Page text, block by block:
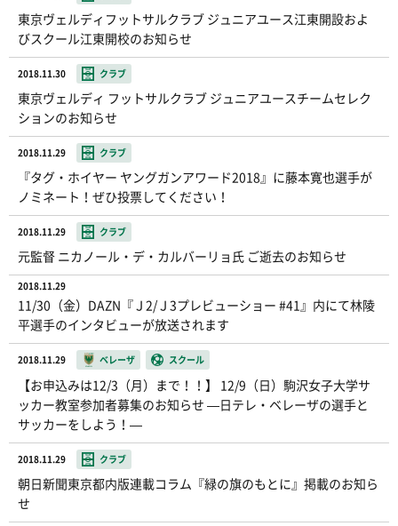
東京ヴェルディフットサルクラブ ジュニアユース江東開設およ
びスクール江東開校のお知らせ
2018.11.30 クラブ
東京ヴェルディ フットサルクラブ ジュニアユースチームセレク
ションのお知らせ
2018.11.29 クラブ
『タグ・ホイヤー ヤングガンアワード2018』に藤本寛也選手が
ノミネート！ぜひ投票してください！
2018.11.29 クラブ
元監督 ニカノール・デ・カルバーリョ氏 ご逝去のお知らせ
2018.11.29
11/30（金）DAZN『Ｊ2/Ｊ3プレビューショー #41』内にて林陵
平選手のインタビューが放送されます
2018.11.29 ベレーザ スクール
【お申込みは12/3（月）まで！！】 12/9（日）駒沢女子大学サ
ッカー教室参加者募集のお知らせ ―日テレ・ベレーザの選手と
サッカーをしよう！―
2018.11.29 クラブ
朝日新聞東京都内版連載コラム『緑の旗のもとに』掲載のお知ら
せ